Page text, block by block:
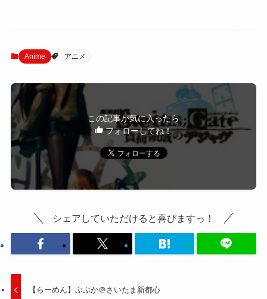
Anime アニメ
この記事が気に入ったら
フォローしてね！
シェアしていただけると喜びますっ！
【らーめん】ぶぶか＠さいたま新都心